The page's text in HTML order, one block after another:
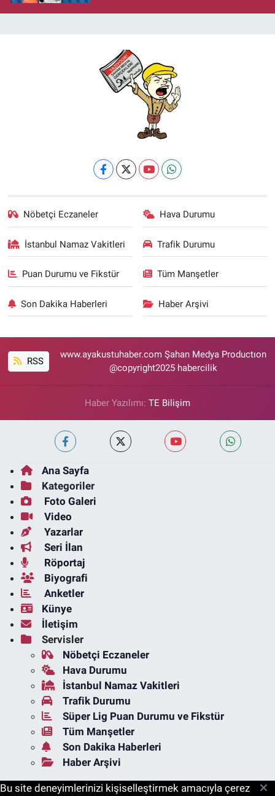
Nöbetçi Eczaneler Hava Durumu
İstanbul Namaz Vakitleri Trafik Durumu
Puan Durumu ve Fikstür Tüm Manşetler
Son Dakika Haberleri Haber Arşivi
RSS
www.ayakustuhaber.com Şahan Medya Productıon
@copyright2025 habercilik
Haber Yazılımı: TE Bilişim
Ana Sayfa
Kategoriler
Foto Galeri
Video
Yazarlar
Seri İlan
Röportaj
Biyografi
Anketler
Künye
İletişim
Servisler
Nöbetçi Eczaneler
Hava Durumu
İstanbul Namaz Vakitleri
Trafik Durumu
Süper Lig Puan Durumu ve Fikstür
Tüm Manşetler
Son Dakika Haberleri
Haber Arşivi
Bu site deneyimlerinizi kişiselleştirmek amacıyla çerez